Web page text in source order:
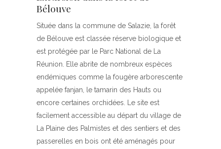
Bélouve
Située dans la commune de Salazie, la forêt
de Bélouve est classée réserve biologique et
est protégée par le Parc National de La
Réunion. Elle abrite de nombreux espèces
endémiques comme la fougère arborescente
appelée fanjan, le tamarin des Hauts ou
encore certaines orchidées. Le site est
facilement accessible au départ du village de
La Plaine des Palmistes et des sentiers et des
passerelles en bois ont été aménagés pour